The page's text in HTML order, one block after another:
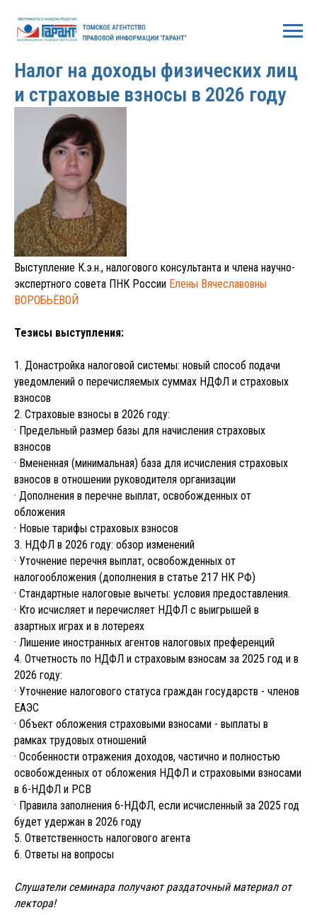
Налог на доходы физических лиц
и страховые взносы в 2026 году
Выступление К.э.н., налогового консультанта и члена научно-
экспертного совета ПНК России Елены Вячеславовны
ВОРОБЬЁВОЙ
Тезисы выступления:
1. Донастройка налоговой системы: новый способ подачи
уведомлений о перечисляемых суммах НДФЛ и страховых
взносов
2. Страховые взносы в 2026 году:
· Предельный размер базы для начисления страховых
взносов
· Вмененная (минимальная) база для исчисления страховых
взносов в отношении руководителя организации
· Дополнения в перечне выплат, освобожденных от
обложения
· Новые тарифы страховых взносов
3. НДФЛ в 2026 году: обзор изменений
· Уточнение перечня выплат, освобожденных от
налогообложения (дополнения в статье 217 НК РФ)
· Стандартные налоговые вычеты: условия предоставления.
· Кто исчисляет и перечисляет НДФЛ с выигрышей в
азартных играх и в лотереях
· Лишение иностранных агентов налоговых преференций
4. Отчетность по НДФЛ и страховым взносам за 2025 год и в
2026 году:
· Уточнение налогового статуса граждан государств - членов
ЕАЭС
· Объект обложения страховыми взносами - выплаты в
рамках трудовых отношений
· Особенности отражения доходов, частично и полностью
освобожденных от обложения НДФЛ и страховыми взносами
в 6-НДФЛ и РСВ
· Правила заполнения 6-НДФЛ, если исчисленный за 2025 год
будет удержан в 2026 году
5. Ответственность налогового агента
6. Ответы на вопросы
Слушатели семинара получают раздаточный материал от
лектора!